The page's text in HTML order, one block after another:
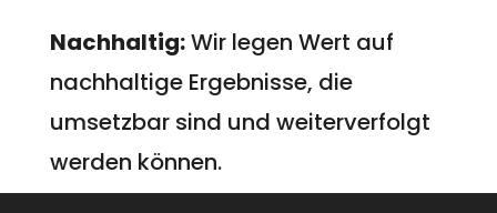
Nachhaltig:Wir legen Wert auf
nachhaltige Ergebnisse, die
umsetzbar sind und weiterverfolgt
werden können.